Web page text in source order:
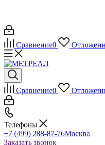
Сравнение0
Сравнение0
Телефоны
+7 (499) 288-87-76Москва
Заказать звонок